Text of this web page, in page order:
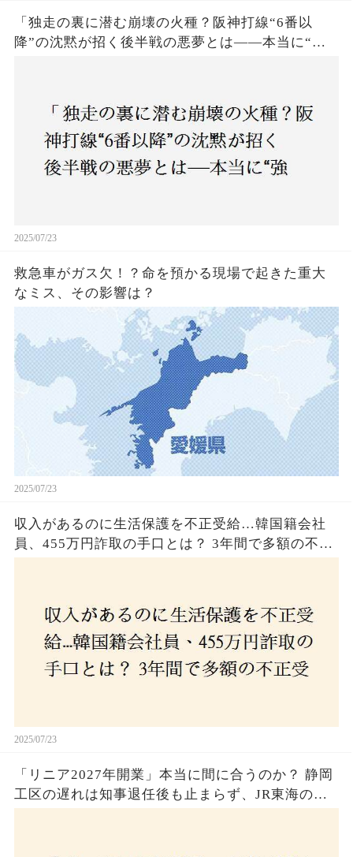
「独走の裏に潜む崩壊の火種？阪神打線“6番以
降”の沈黙が招く後半戦の悪夢とは——本当に“強
2025/07/23
救急車がガス欠！？命を預かる現場で起きた重大
なミス、その影響は？
2025/07/23
収入があるのに生活保護を不正受給…韓国籍会社
員、455万円詐取の手口とは？ 3年間で多額の不正
2025/07/23
「リニア2027年開業」本当に間に合うのか？ 静岡
工区の遅れは知事退任後も止まらず、JR東海のず